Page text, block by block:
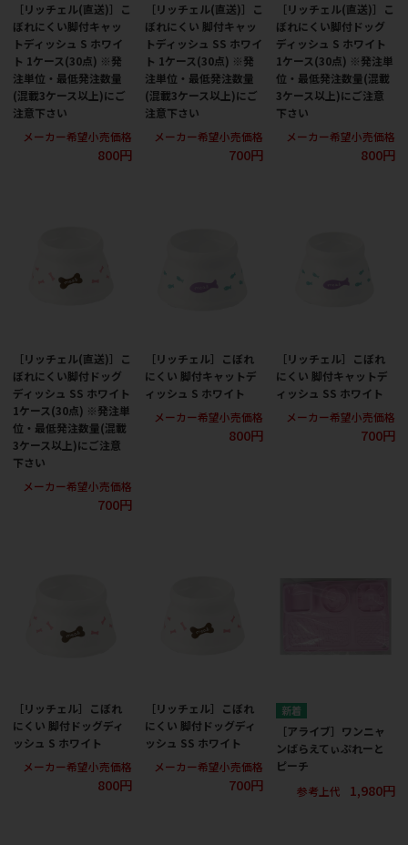
［リッチェル(直送)］こ
ぼれにくい脚付キャッ
トディッシュ S ホワイ
ト 1ケース(30点) ※発
注単位・最低発注数量
(混載3ケース以上)にご
注意下さい
メーカー希望小売価格
800円
［リッチェル(直送)］こ
ぼれにくい 脚付キャッ
トディッシュ SS ホワイ
ト 1ケース(30点) ※発
注単位・最低発注数量
(混載3ケース以上)にご
注意下さい
メーカー希望小売価格
700円
［リッチェル(直送)］こ
ぼれにくい脚付ドッグ
ディッシュ S ホワイト
1ケース(30点) ※発注単
位・最低発注数量(混載
3ケース以上)にご注意
下さい
メーカー希望小売価格
800円
［リッチェル(直送)］こ
ぼれにくい脚付ドッグ
ディッシュ SS ホワイト
1ケース(30点) ※発注単
位・最低発注数量(混載
3ケース以上)にご注意
下さい
メーカー希望小売価格
700円
［リッチェル］こぼれ
にくい 脚付キャットデ
ィッシュ S ホワイト
メーカー希望小売価格
800円
［リッチェル］こぼれ
にくい 脚付キャットデ
ィッシュ SS ホワイト
メーカー希望小売価格
700円
［リッチェル］こぼれ
にくい 脚付ドッグディ
ッシュ S ホワイト
メーカー希望小売価格
800円
［リッチェル］こぼれ
にくい 脚付ドッグディ
ッシュ SS ホワイト
メーカー希望小売価格
700円
［アライブ］ワンニャ
ンばらえてぃぷれーと
ピーチ
参考上代
1,980円